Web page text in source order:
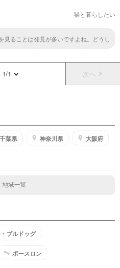
猫と暮らしたい
見ることは発見が多いですよね。どうし
行ってでも見てみたいと思ってしまいま
1/1 次へ
千葉県 神奈川県 大阪府
地域一覧
ブルドッグ
ボースロン